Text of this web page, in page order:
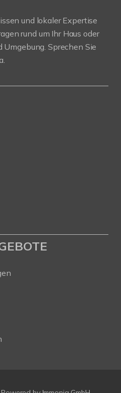
und lokaler Expertise
rund um Ihr Haus oder
Sprechen Sie